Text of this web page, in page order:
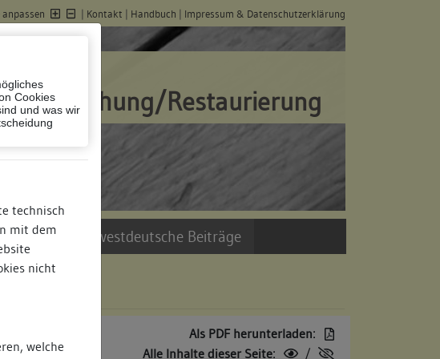
Cookies
und was wir
technisch
mit dem
nicht
welche
| Kontakt | Handbuch | Impressum & Datenschutzerklärung
Restaurierung
Südwestdeutsche Beiträge
Als PDF herunterladen:
Alle Inhalte dieser Seite:
/